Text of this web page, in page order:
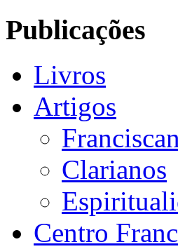
Publicações
Livros
Artigos
Clarianos
Centro